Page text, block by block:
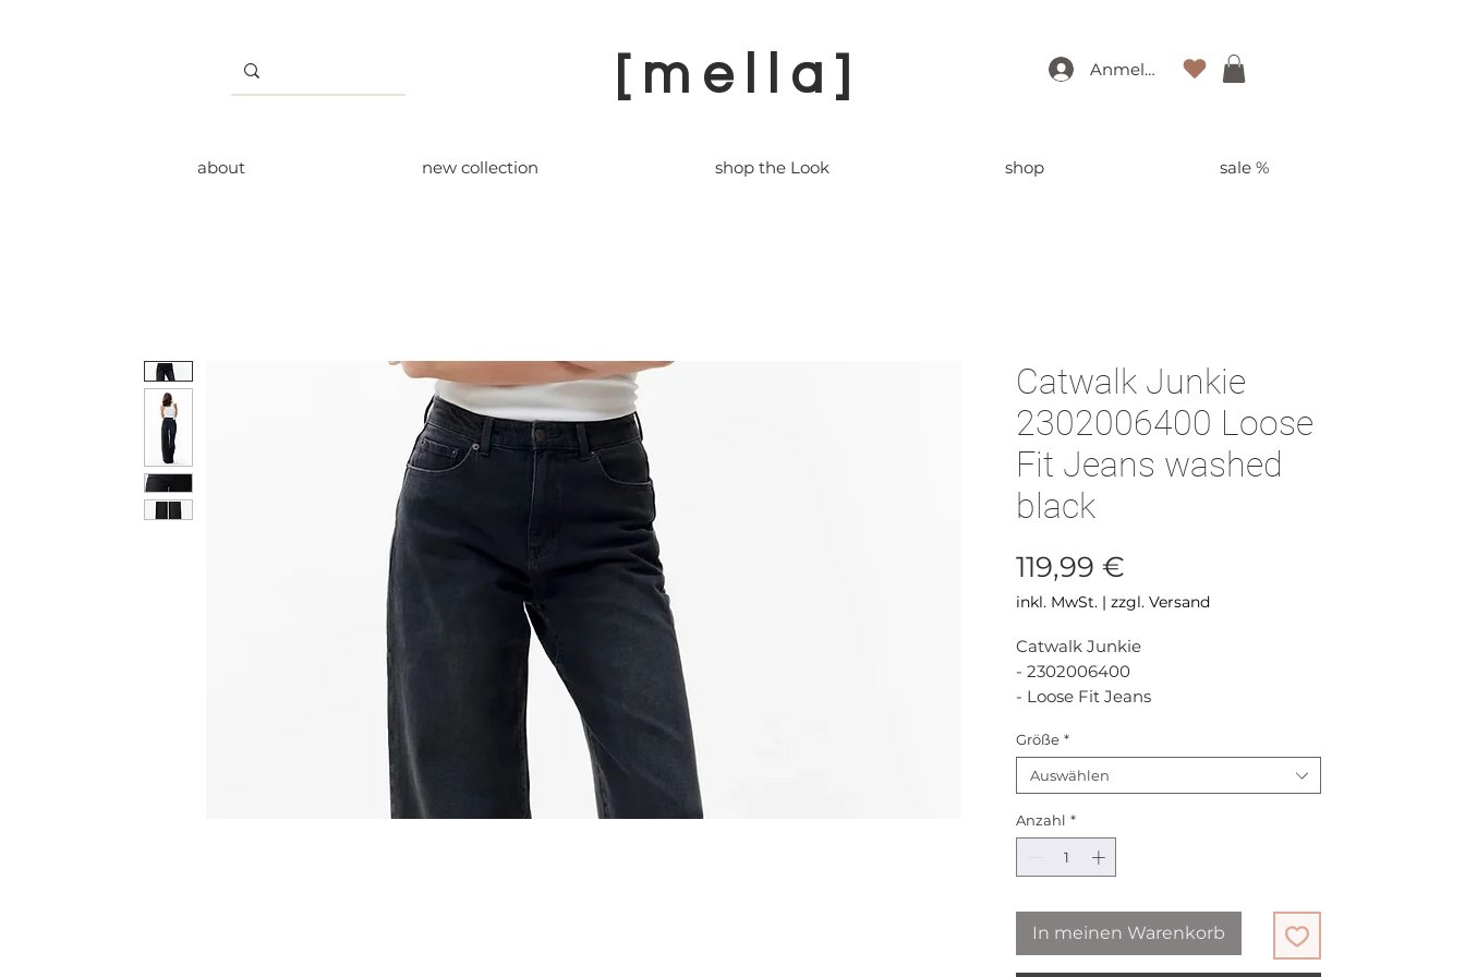
[ m e l l a ] Anmelden
about new collection shop the Look shop sale %
Catwalk Junkie
2302006400 Loose
Fit Jeans washed
black
119,99 €
inkl. MwSt. | zzgl. Versand
Catwalk Junkie
- 2302006400
- Loose Fit Jeans
- Quality: 51% Recycled Cotton 48%
Cotton 1% Lycra
NEW COLLECTION ☀️
Größe *
Auswählen
Anzahl *
In meinen Warenkorb